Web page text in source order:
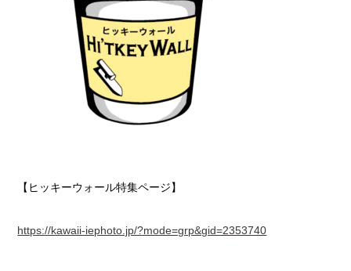
【ヒッキーウォール特集ページ】
https://kawaii-iephoto.jp/?mode=grp&gid=2353740